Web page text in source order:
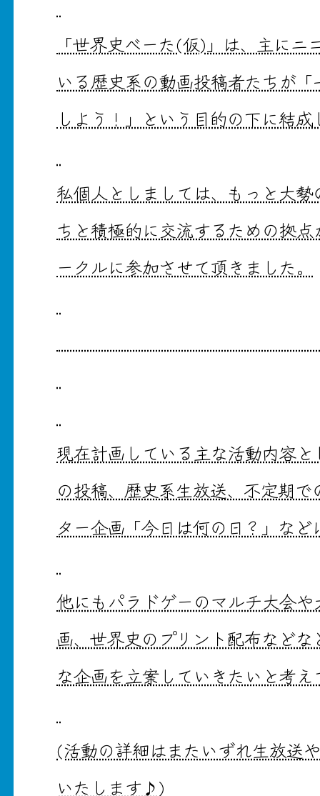
「世界史べーた(仮)」は、主に
いる歴史系の動画投稿者たちが「
しよう！」という目的の下に結
私個人としましては、もっと大
ちと積極的に交流するための拠
ークルに参加させて頂きました。
現在計画している主な活動内容
の投稿、歴史系生放送、不定期
ター企画「今日は何の日？」など
他にもパラドゲーのマルチ大会
画、世界史のプリント配布など
な企画を立案していきたいと考え
(活動の詳細はまたいずれ生放送
いたします♪)